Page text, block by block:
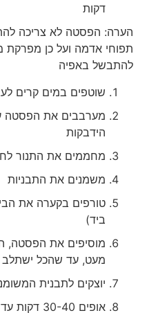
דקות
הערה: הפסטה לא צריכה
תפוחי אדמה ועל כן מפרקת
להתבשל באפיה
שוטפים במים קרים
מערבבים את הפסטה עם
הידבקות
מחממים את התנור לחום של 160
משמנים את התבניות
טורפים בקערה את
ביד)
מוסיפים את הפסטה,
מעט, עד שהכל ישתלב
יוצקים לתבנית המשומנת
אופים 30-40 דקות עד להזהבה.